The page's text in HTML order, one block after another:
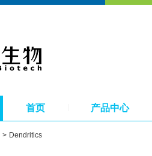
首页 产品中心
Dendritics